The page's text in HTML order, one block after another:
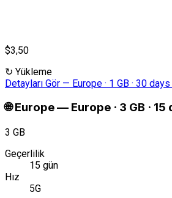
$3,50
↻ Yükleme
Detayları Gör — Europe · 1 GB · 30 days
🌐 Europe— Europe · 3 GB · 15
3 GB
Geçerlilik
15 gün
Hız
5G